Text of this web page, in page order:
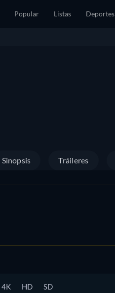
Popular Listas Deportes
Sinopsis Tráileres
4K HD SD